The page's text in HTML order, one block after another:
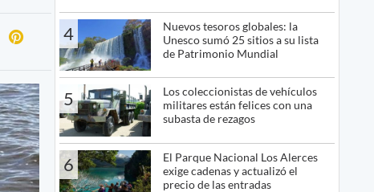
4
Nuevos tesoros globales: la
Unesco sumó 25 sitios a su lista
de Patrimonio Mundial
5
Los coleccionistas de vehículos
militares están felices con una
subasta de rezagos
6
El Parque Nacional Los Alerces
exige cadenas y actualizó el
precio de las entradas